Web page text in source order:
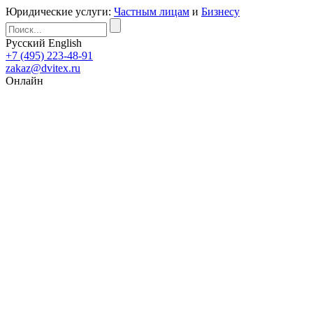
Юридические услуги: Частным лицам и Бизнесу
Русский English
+7 (495) 223-48-91
zakaz@dvitex.ru
Онлайн